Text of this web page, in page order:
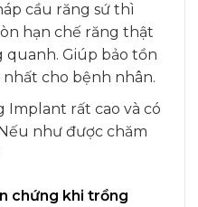
cầu răng sứ thì
hạn chế răng thật
Giúp bảo tồn
cho bệnh nhân.
Implant rất cao và có
như được chăm
chứng khi trồng